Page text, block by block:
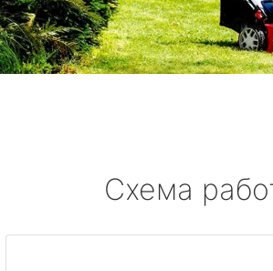
Схема